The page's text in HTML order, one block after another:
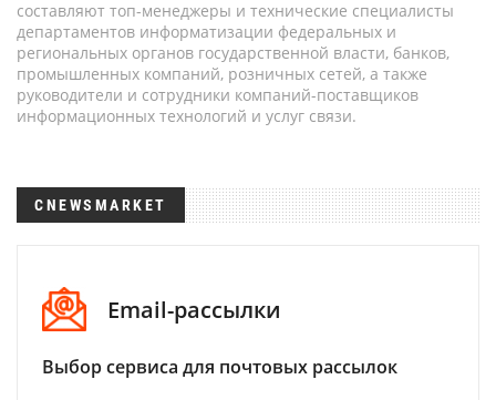
составляют топ-менеджеры и технические специалисты
департаментов информатизации федеральных и
региональных органов государственной власти, банков,
промышленных компаний, розничных сетей, а также
руководители и сотрудники компаний-поставщиков
информационных технологий и услуг связи.
CNEWSMARKET
Email-рассылки
Выбор сервиса для почтовых рассылок